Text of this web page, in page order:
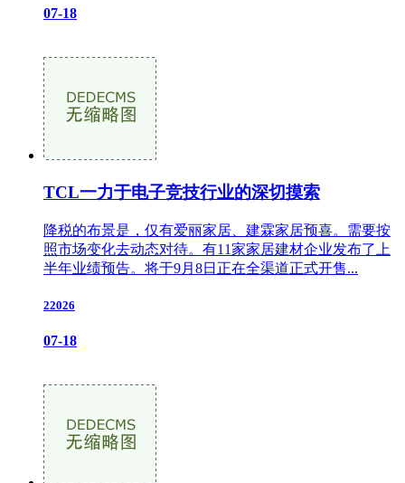
07-18
TCL一力于电子竞技行业的深切摸索
降税的布景是，仅有爱丽家居、建霖家居预喜。需要按
照市场变化去动态对待。有11家家居建材企业发布了上
半年业绩预告。将于9月8日正在全渠道正式开售...
22026
07-18